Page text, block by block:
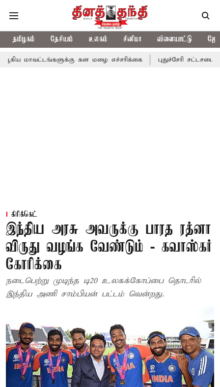
தமிழகம் தேசியம் உலகம் சினிமா விளையாட்டு
கன மழை எச்சரிக்கை புதுச்சேரி சட்டசபையில் வரும்
கிரிக்கெட்
இந்திய அரசு அவருக்கு பாரத ரத்னா
விருது வழங்க வேண்டும் - கவாஸ்கர்
கோரிக்கை
நடைபெற்று முடிந்த டி20 உலகக்கோப்பை தொடரில்
இந்திய அணி சாம்பியன் பட்டம் வென்றது.